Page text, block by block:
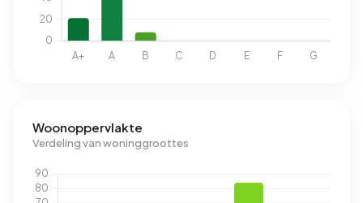
Woonoppervlakte
Verdeling van woninggroottes